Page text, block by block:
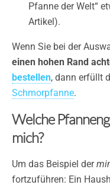
Pfanne der Welt“
Artikel).
Wenn Sie bei der
einen hohen Rand
bestellen, dann erfüllt
Schmorpfanne.
Welche
mich?
Um das Beispiel der
fortzuführen: Ein